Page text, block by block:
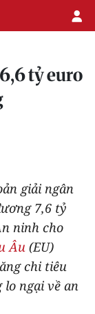
tỷ euro
giải ngân
7,6 tỷ
ninh cho
Âu (EU)
chi tiêu
lo ngại về an